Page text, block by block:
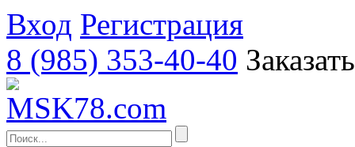
Вход Регистрация
8 (985) 353-40-40